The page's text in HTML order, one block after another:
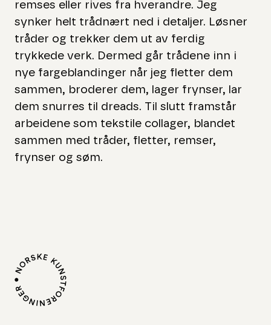
remses eller rives fra hverandre. Jeg
synker helt trådnært ned i detaljer. Løsner
tråder og trekker dem ut av ferdig
trykkede verk. Dermed går trådene inn i
nye fargeblandinger når jeg fletter dem
sammen, broderer dem, lager frynser, lar
dem snurres til dreads. Til slutt framstår
arbeidene som tekstile collager, blandet
sammen med tråder, fletter, remser,
frynser og søm.